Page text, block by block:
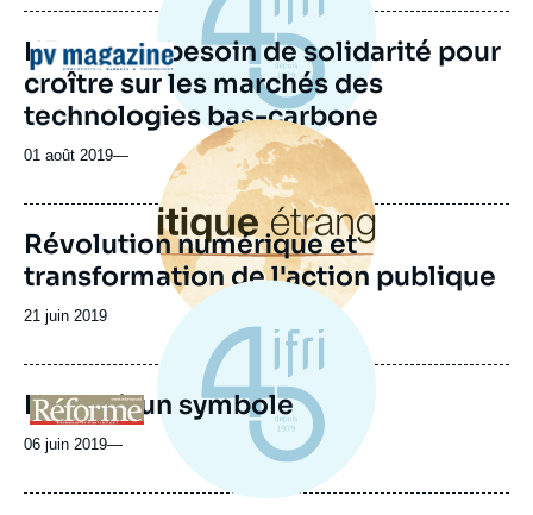
publication
Logo
L’Europe a besoin de solidarité pour
croître sur les marchés des
technologies bas-carbone
01 août 2019—
Image
principale
Révolution numérique et
transformation de l'action publique
Date
publication
21 juin 2019
Logo
Huawei, un symbole
06 juin 2019—